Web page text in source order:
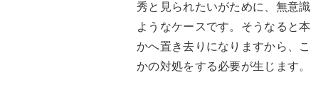
秀と見られたいがために、無意
ようなケースです。そうなると
かへ置き去りになりますから、
かの対処をする必要が生じます。